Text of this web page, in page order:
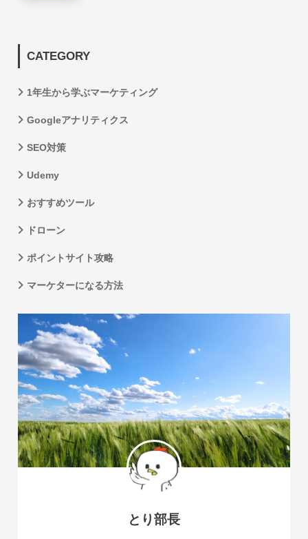
CATEGORY
1年生から学ぶマーケティング
Googleアナリティクス
SEO対策
Udemy
おすすめツール
ドローン
ポイントサイト攻略
マーケターになる方法
とり部長